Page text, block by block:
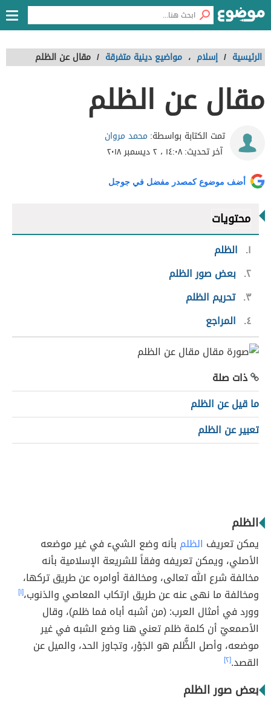
الرئيسية / إسلام ، مواضيع دينية متفرقة / مقال عن الظلم
مقال عن الظلم
تمت الكتابة بواسطة: محمد مروان
آخر تحديث:١٤:٠٨ ، ٢ ديسمبر ٢٠١٨
أضف موضوع كمصدر مفضل في جوجل
محتويات
١
الظلم
٢ بعض صور الظلم
٣ تحريم الظلم
٤
المراجع
ذات صلة
ما قيل عن الظلم
تعبير عن الظلم
الظلم
يمكن تعريف الظلم بأنه وضع الشيء في غير موضعه
الأصلي، ويمكن تعريفه وفقاً للشريعة الإسلامية بأنه
مخالفة شرع الله تعالى، ومخالفة أوامره عن طريق تركها،
ومخالفة ما نهى عنه عن طريق ارتكاب المعاصي والذنوب،[١]
وورد في أمثال العرب: (من أشبه أباه فما ظلم)، وقال
الأصمعيّ أن كلمة ظلم تعني هنا وضع الشبه في غير
موضعه، وأصل الظُّلم هو الجَوْر، وتجاوز الحد، والميل عن
القصد.[٢]
بعض صور الظلم